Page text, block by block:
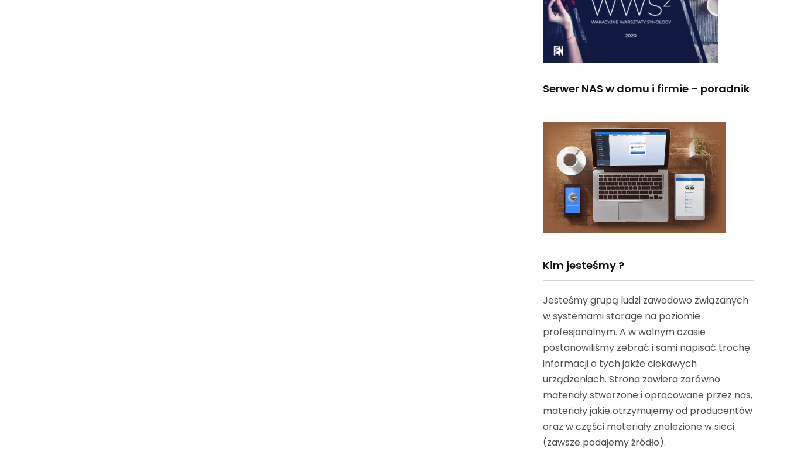
Serwer NAS w domu i firmie – poradnik
Kim jesteśmy ?
Jesteśmy grupą ludzi zawodowo związanych
w systemami storage na poziomie
profesjonalnym. A w wolnym czasie
postanowiliśmy zebrać i sami napisać trochę
informacji o tych jakże ciekawych
urządzeniach. Strona zawiera zarówno
materiały stworzone i opracowane przez nas,
materiały jakie otrzymujemy od producentów
oraz w części materiały znalezione w sieci
(zawsze podajemy źródło).